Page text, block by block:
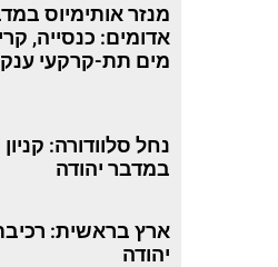
מנזר אותימיוס
אדומים: כנסייה,
מים תת-קרקעי ענק
נחל סלוודורה:
במדבר יהודה
ארץ בראשית:
יהודה